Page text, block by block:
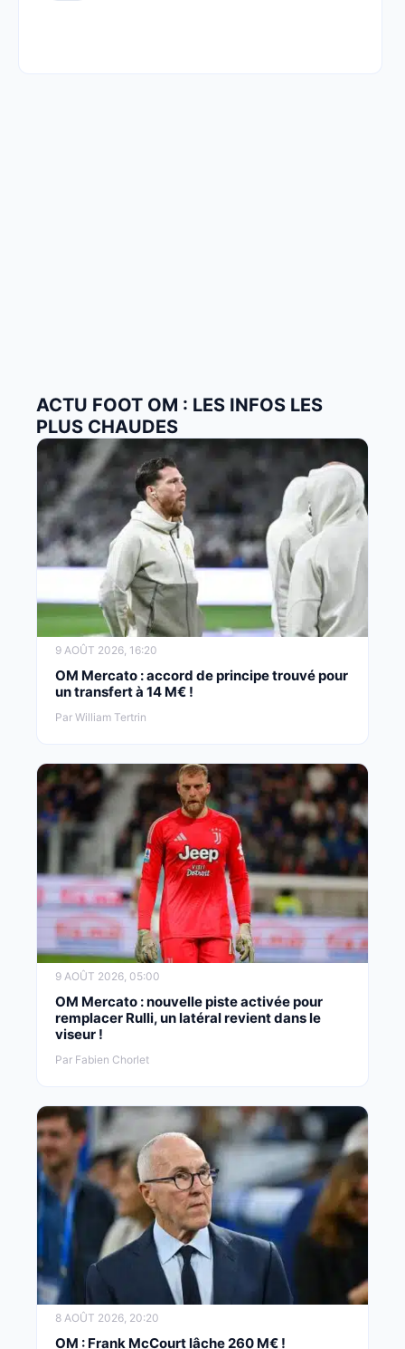
ACTU FOOT OM : LES INFOS LES
PLUS CHAUDES
9 AOÛT 2026, 16:20
OM Mercato : accord de principe trouvé pour
un transfert à 14 M€ !
Par William Tertrin
9 AOÛT 2026, 05:00
OM Mercato : nouvelle piste activée pour
remplacer Rulli, un latéral revient dans le
viseur !
Par Fabien Chorlet
8 AOÛT 2026, 20:20
OM : Frank McCourt lâche 260 M€ !